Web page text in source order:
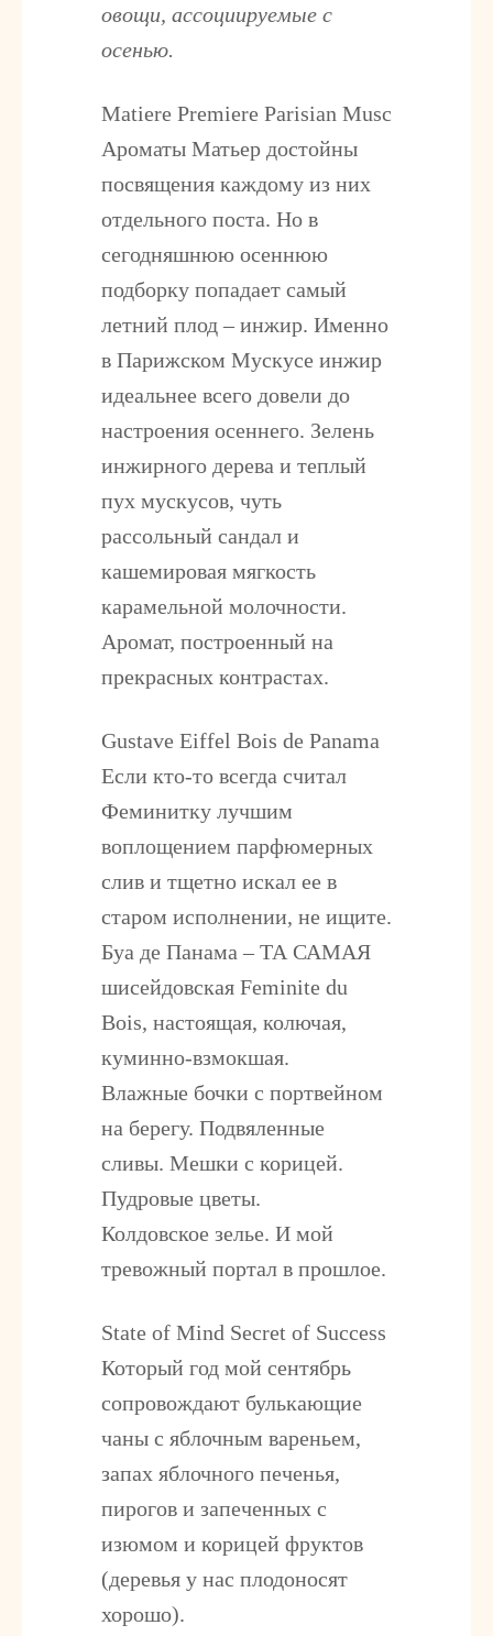
овощи, ассоциируемые с
осенью.
Matiere Premiere Parisian Musc
Ароматы Матьер достойны
посвящения каждому из них
отдельного поста. Но в
сегодняшнюю осеннюю
подборку попадает самый
летний плод – инжир. Именно
в Парижском Мускусе инжир
идеальнее всего довели до
настроения осеннего. Зелень
инжирного дерева и теплый
пух мускусов, чуть
рассольный сандал и
кашемировая мягкость
карамельной молочности.
Аромат, построенный на
прекрасных контрастах.
Gustave Eiffel Bois de Panama
Если кто-то всегда считал
Феминитку лучшим
воплощением парфюмерных
слив и тщетно искал ее в
старом исполнении, не ищите.
Буа де Панама – ТА САМАЯ
шисейдовская Feminite du
Bois, настоящая, колючая,
куминно-взмокшая.
Влажные бочки с портвейном
на берегу. Подвяленные
сливы. Мешки с корицей.
Пудровые цветы.
Колдовское зелье. И мой
тревожный портал в прошлое.
State of Mind Secret of Success
Который год мой сентябрь
сопровождают булькающие
чаны с яблочным вареньем,
запах яблочного печенья,
пирогов и запеченных с
изюмом и корицей фруктов
(деревья у нас плодоносят
хорошо).